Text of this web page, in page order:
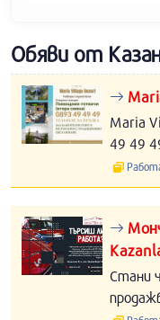
Обяви от
Maria
49 49
Стани